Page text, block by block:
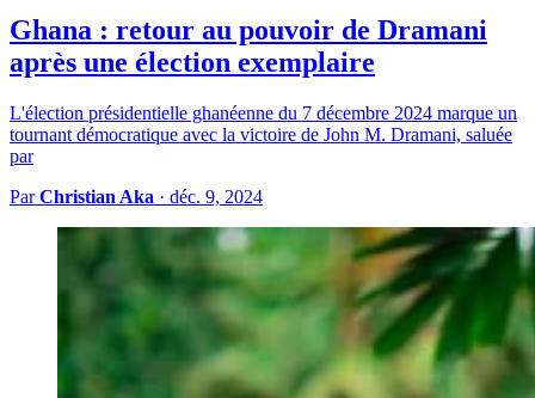
Ghana : retour au pouvoir de Dramani
après une élection exemplaire
L'élection présidentielle ghanéenne du 7 décembre 2024 marque un
tournant démocratique avec la victoire de John M. Dramani, saluée
par
ParChristian Aka · déc. 9, 2024